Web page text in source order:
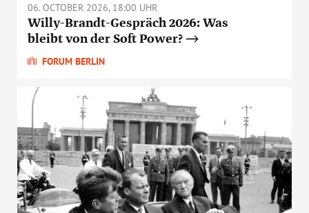
06. OCTOBER 2026, 18:00 UHR
Willy-Brandt-Gespräch 2026: Was
bleibt von der Soft Power?
FORUM BERLIN